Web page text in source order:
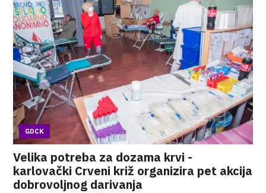
GDCK
Velika potreba za dozama krvi -
karlovački Crveni križ organizira pet akcija
dobrovoljnog darivanja